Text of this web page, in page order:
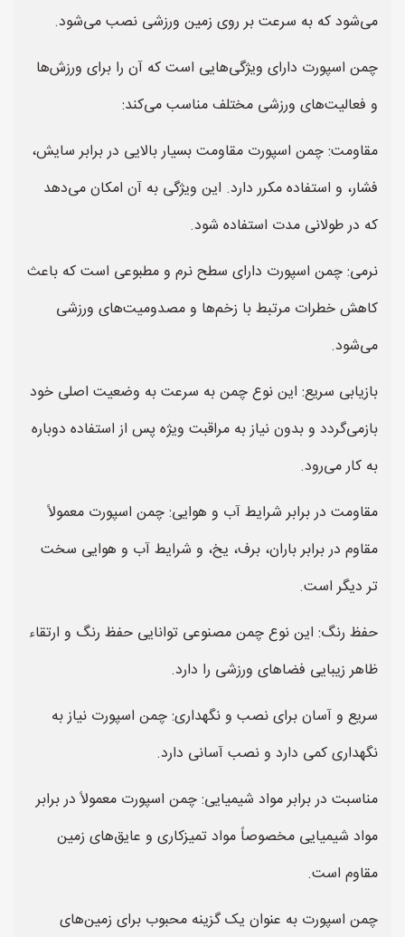
می‌شود که به سرعت بر روی زمین ورزشی نصب می‌شود.
چمن اسپورت دارای ویژگی‌هایی است که آن را برای ورزش‌ها
و فعالیت‌های ورزشی مختلف مناسب می‌کند:
مقاومت: چمن اسپورت مقاومت بسیار بالایی در برابر سایش،
فشار، و استفاده مکرر دارد. این ویژگی به آن امکان می‌دهد
که در طولانی مدت استفاده شود.
نرمی: چمن اسپورت دارای سطح نرم و مطبوعی است که باعث
کاهش خطرات مرتبط با زخم‌ها و مصدومیت‌های ورزشی
می‌شود.
بازیابی سریع: این نوع چمن به سرعت به وضعیت اصلی خود
بازمی‌گردد و بدون نیاز به مراقبت ویژه پس از استفاده دوباره
به کار می‌رود.
مقاومت در برابر شرایط آب و هوایی: چمن اسپورت معمولاً
مقاوم در برابر باران، برف، یخ، و شرایط آب و هوایی سخت
تر دیگر است.
حفظ رنگ: این نوع چمن مصنوعی توانایی حفظ رنگ و ارتقاء
ظاهر زیبایی فضاهای ورزشی را دارد.
سریع و آسان برای نصب و نگهداری: چمن اسپورت نیاز به
نگهداری کمی دارد و نصب آسانی دارد.
مناسبت در برابر مواد شیمیایی: چمن اسپورت معمولاً در برابر
مواد شیمیایی مخصوصاً مواد تمیزکاری و عایق‌های زمین
مقاوم است.
چمن اسپورت به عنوان یک گزینه محبوب برای زمین‌های